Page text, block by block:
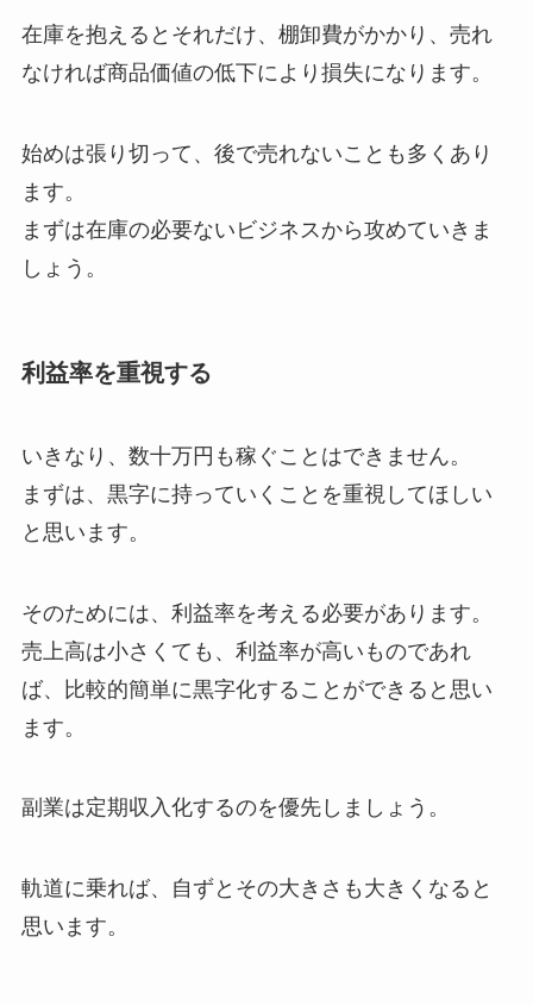
在庫を抱えるとそれだけ、棚卸費がかかり、売れ
なければ商品価値の低下により損失になります。
始めは張り切って、後で売れないことも多くあり
ます。
まずは在庫の必要ないビジネスから攻めていきま
しょう。
利益率を重視する
いきなり、数十万円も稼ぐことはできません。
まずは、黒字に持っていくことを重視してほしい
と思います。
そのためには、利益率を考える必要があります。
売上高は小さくても、利益率が高いものであれ
ば、比較的簡単に黒字化することができると思い
ます。
副業は定期収入化するのを優先しましょう。
軌道に乗れば、自ずとその大きさも大きくなると
思います。